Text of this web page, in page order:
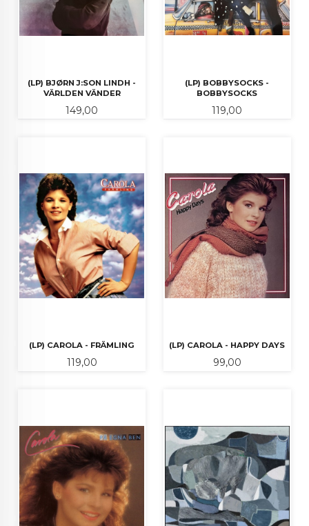
(LP) BJØRN J:SON LINDH -
VÄRLDEN VÄNDER
Pris
149,00
(LP) BOBBYSOCKS -
BOBBYSOCKS
Pris
119,00
(LP) CAROLA - FRÄMLING
Pris
119,00
(LP) CAROLA - HAPPY DAYS
Pris
99,00